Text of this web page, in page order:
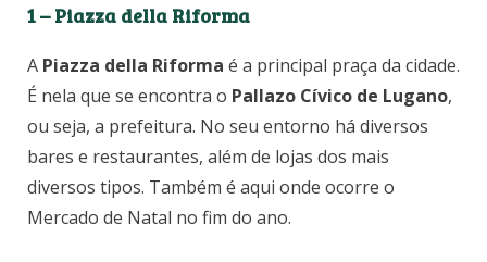
1 – Piazza della Riforma
A Piazza della Riforma é a principal praça da cidade.
É nela que se encontra o Pallazo Cívico de Lugano,
ou seja, a prefeitura. No seu entorno há diversos
bares e restaurantes, além de lojas dos mais
diversos tipos. Também é aqui onde ocorre o
Mercado de Natal no fim do ano.